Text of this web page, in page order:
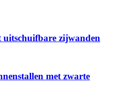
uitschuifbare zijwanden
met zwarte